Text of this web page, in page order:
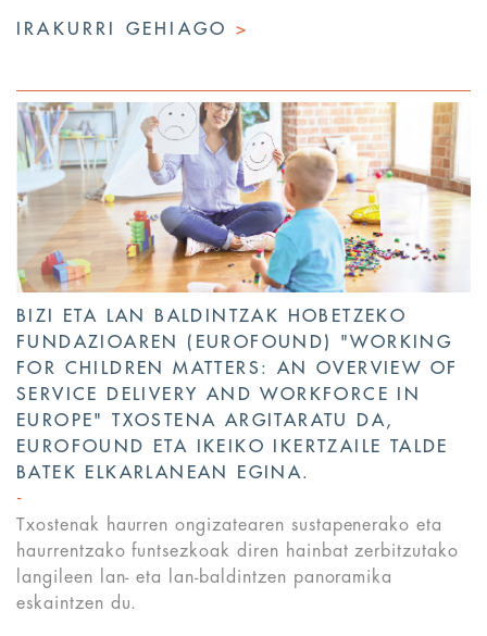
IRAKURRI GEHIAGO>
BIZI ETA LAN BALDINTZAK HOBETZEKO
FUNDAZIOAREN (EUROFOUND) "WORKING
FOR CHILDREN MATTERS: AN OVERVIEW OF
SERVICE DELIVERY AND WORKFORCE IN
EUROPE" TXOSTENA ARGITARATU DA,
EUROFOUND ETA IKEIKO IKERTZAILE TALDE
BATEK ELKARLANEAN EGINA.
Txostenak haurren ongizatearen sustapenerako eta
haurrentzako funtsezkoak diren hainbat zerbitzutako
langileen lan- eta lan-baldintzen panoramika
eskaintzen du.